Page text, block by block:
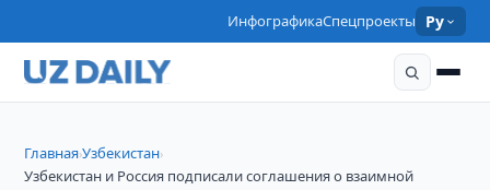
ИнфографикаСпецпроекты Ру
Главная›Узбекистан›
Узбекистан и Россия подписали соглашения о взаимной